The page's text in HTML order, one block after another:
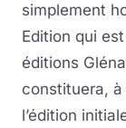
simplement
Edition qui
éditions
constituera, à
l’édition